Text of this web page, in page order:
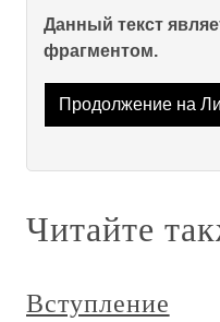
Данный текст
фрагментом.
Продолжение на
Читайте
Вступление